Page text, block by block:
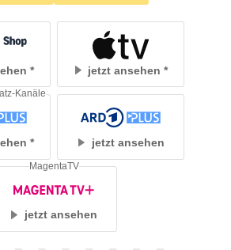
jetzt ansehen
Kanäle
jetzt ansehen
jetzt ansehen
MagentaTV